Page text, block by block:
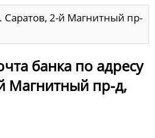
Саратов, 2-й Магнитный пр-
банка по адресу
Магнитный пр-д,